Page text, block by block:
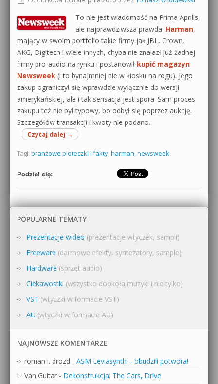
Produkcja muzyczna od podstaw
Sylenth1 od podstaw
Sound Forge od podstaw
Dubstep z syntezatorem Massive
Kontakt 5 Kompendium
Pakiety
0dB.pl - informacje
Newsletter
Materiały dla mediów
Archiwum aktualności
Polityka prywatności
Regulamin
To nie jest wiadomość na Prima Aprilis,
ale najprawdziwsza prawda. Harman,
mający w swoim portfolio takie firmy jak JBL, Crown,
AKG, Digitech i wiele innych, chyba nie znalazł już żadnej
firmy pro-audio na rynku i postanowił kupić magazyn
Newsweek (i to bynajmniej nie w kiosku na rogu). Jego
zakup ograniczył się wprawdzie wyłącznie do wersji
amerykańskiej, ale i tak sensacja jest spora. Sam proces
zakupu też nie był typowy, bo odbył się poprzez aukcję.
Szczegółów transakcji i kwoty nie podano.
Czytaj dalej →
Tagi: branżowe ploteczki i fakty, harman, newsweek
Podziel się:
POPULARNE TEMATY
Prezentacje wideo (prezentacje wtyczek, sampli)
Freeware (darmowe efekty, syntezatory, sample)
Hardware (sprzęt audio)
Ciekawostki (wszystko dookoła muzyki i nie tylko)
VST (wtyczki w formacie VST)
AU (wtyczki w formacie AU)
NAJNOWSZE KOMENTARZE
roman i. drozd - ASM Leviasynth – obudzili potwora!
Van Guitar - Dekonstrukcja: The Cars, Drive